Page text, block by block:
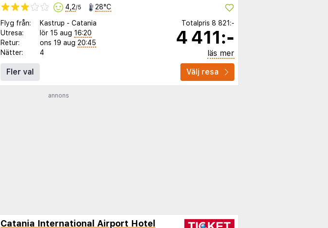
4,2/5 28°C
Flyg från: Kastrup - Catania
Utresa:
lör 15 aug 16:20
Retur:
ons 19 aug 20:45
Nätter:
4
Totalpris 8 821:-
4 411:-
läs mer
Fler val
Välj resa
annons
Catania International Airport Hotel